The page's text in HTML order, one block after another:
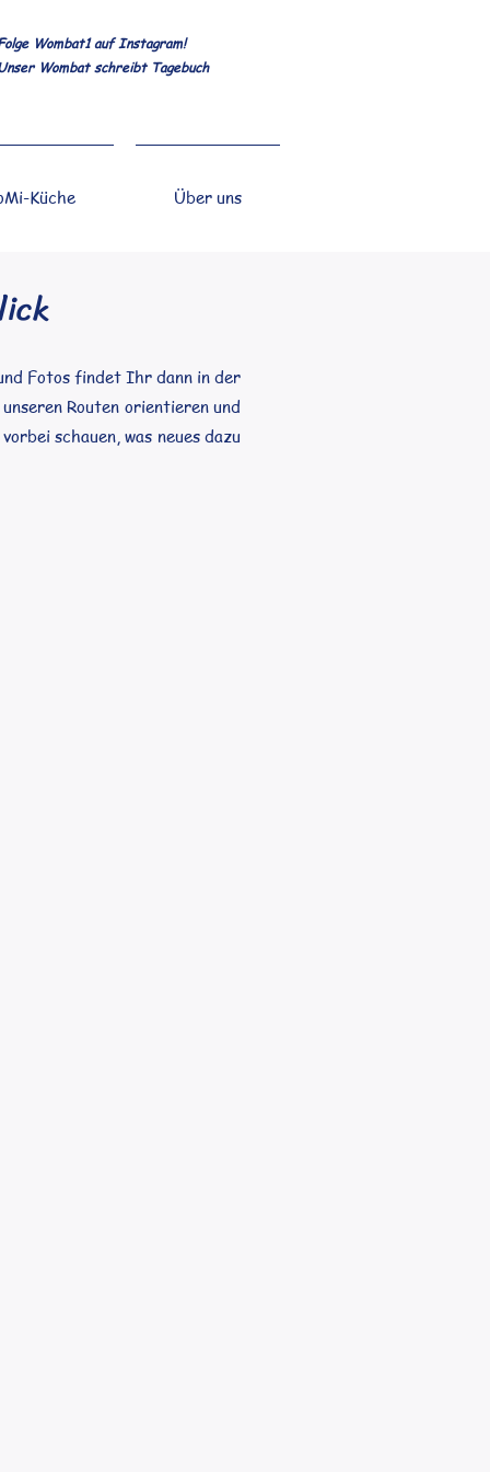
Wombat1 auf Instagram!
Wombat schreibt Tagebuch
Küche Über uns
Fotos findet Ihr dann in der
Routen orientieren und
schauen, was neues dazu